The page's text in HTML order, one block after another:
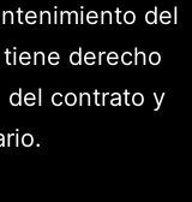
del
derecho
del contrato y